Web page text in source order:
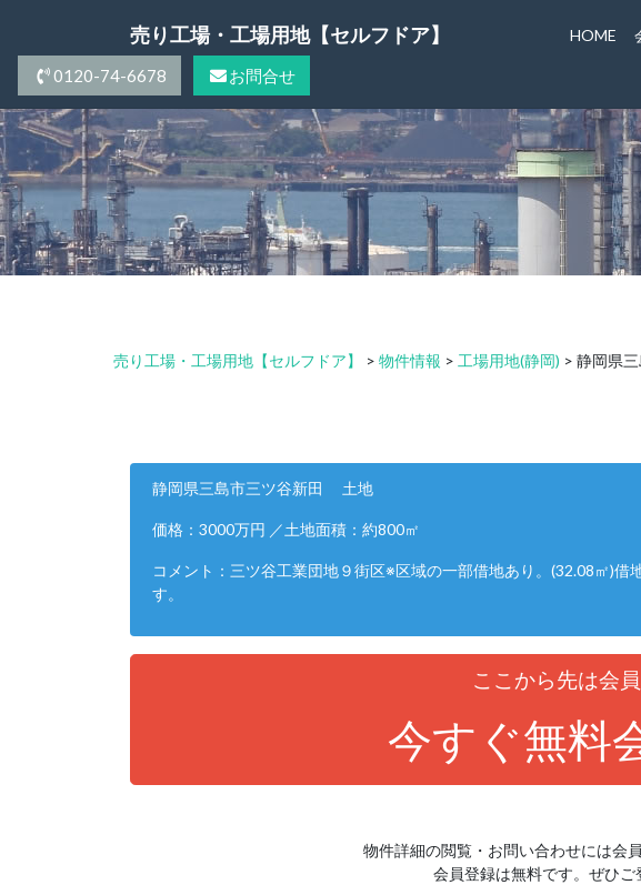
content
売り工場・工場用地【セルフドア】 HOME
0120-74-6678 お問合せ
売り工場・工場用地【セルフドア】 > 物件情報 > 工場用地(静岡) > 静岡県
静岡県三島市三ツ谷新田 土地
価格：3000万円 ／土地面積：約800㎡
コメント：三ツ谷工業団地９街区※区域の一部借地あり。(32.08㎡)
す。
ここから先は会
今すぐ無料
物件詳細の閲覧・お問い合わせには会
会員登録は無料です。ぜひご